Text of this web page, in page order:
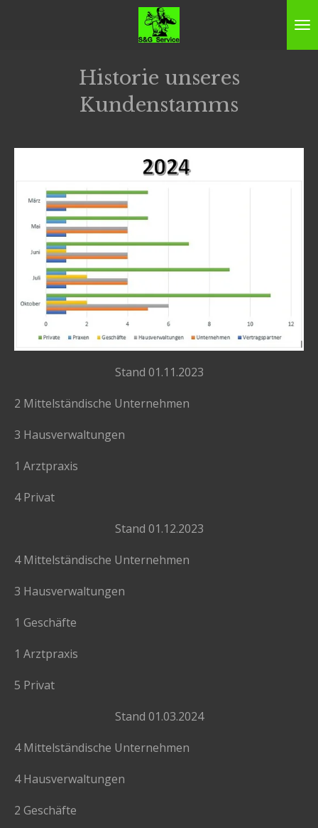
Historie unseres
Kundenstamms
Stand 01.11.2023
2 Mittelständische Unternehmen
3 Hausverwaltungen
1 Arztpraxis
4 Privat
Stand 01.12.2023
4 Mittelständische Unternehmen
3 Hausverwaltungen
1 Geschäfte
1 Arztpraxis
5 Privat
Stand 01.03.2024
4 Mittelständische Unternehmen
4 Hausverwaltungen
2 Geschäfte